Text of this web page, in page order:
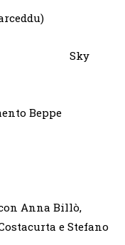
Beppe
Anna Billò,
e Stefano